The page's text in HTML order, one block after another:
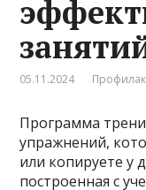
05.11.2024
Программа
упражнений,
или копируете у
построенная с